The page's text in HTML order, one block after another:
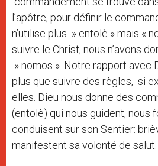
l’apôtre, pour définir le
n’utilise plus » entolè » mais «
suivre le Christ, nous n’avons
» nomos ». Notre rapport avec
plus que suivre des règles, si
elles. Dieu nous donne des
(entolè) qui nous guident, nous
conduisent sur son Sentier:
manifestent sa volonté de salut.